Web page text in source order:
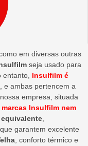
como em diversas outras
seja usado para
Insulfilm é
, e ambas pertencem a
empresa, situada
Insulfilm nem
, que garantem excelente
, conforto térmico e